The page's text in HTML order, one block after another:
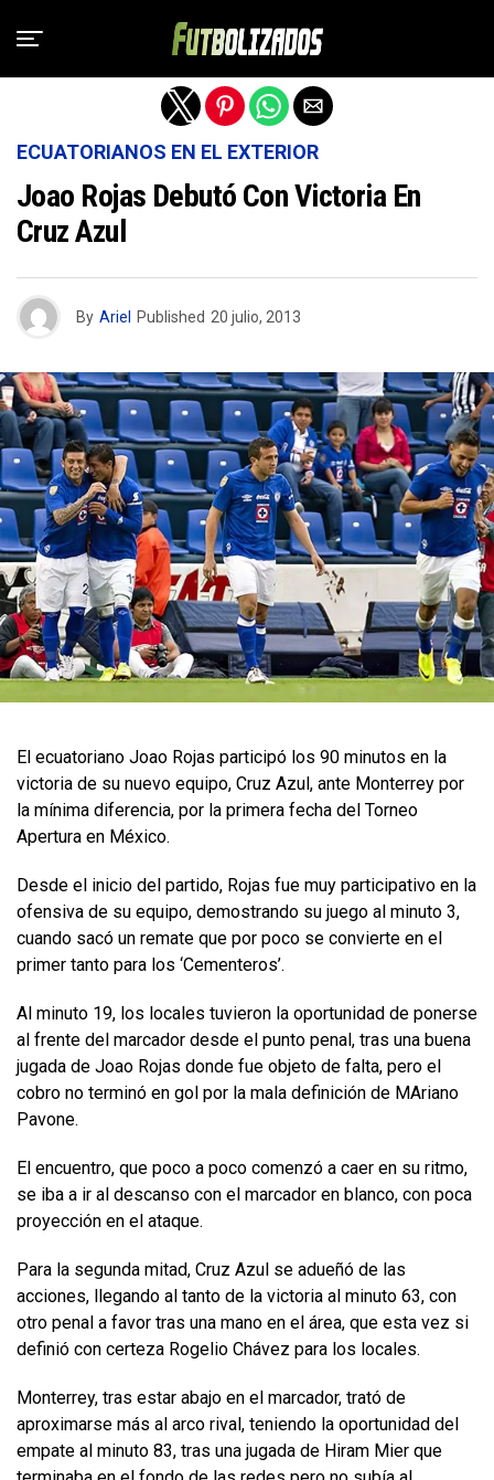
ECUATORIANOS EN EL EXTERIOR
Joao Rojas Debutó Con Victoria En
Cruz Azul
By Ariel Published 20 julio, 2013
El ecuatoriano Joao Rojas participó los 90 minutos en la
victoria de su nuevo equipo, Cruz Azul, ante Monterrey por
la mínima diferencia, por la primera fecha del Torneo
Apertura en México.
Desde el inicio del partido, Rojas fue muy participativo en la
ofensiva de su equipo, demostrando su juego al minuto 3,
cuando sacó un remate que por poco se convierte en el
primer tanto para los ‘Cementeros’.
Al minuto 19, los locales tuvieron la oportunidad de ponerse
al frente del marcador desde el punto penal, tras una buena
jugada de Joao Rojas donde fue objeto de falta, pero el
cobro no terminó en gol por la mala definición de MAriano
Pavone.
El encuentro, que poco a poco comenzó a caer en su ritmo,
se iba a ir al descanso con el marcador en blanco, con poca
proyección en el ataque.
Para la segunda mitad, Cruz Azul se adueñó de las
acciones, llegando al tanto de la victoria al minuto 63, con
otro penal a favor tras una mano en el área, que esta vez si
definió con certeza Rogelio Chávez para los locales.
Monterrey, tras estar abajo en el marcador, trató de
aproximarse más al arco rival, teniendo la oportunidad del
empate al minuto 83, tras una jugada de Hiram Mier que
Salir de la versión móvil